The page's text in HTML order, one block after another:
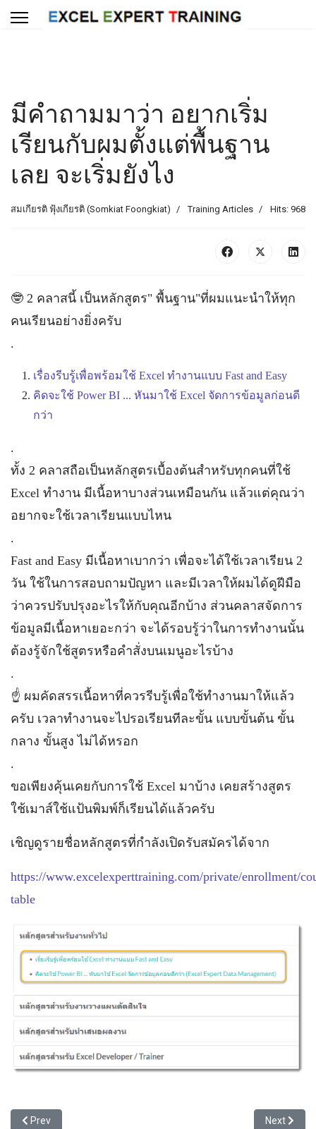
มีคำถามมาว่า อยากเริ่ม
เรียนกับผมตั้งแต่พื้นฐาน
เลย จะเริ่มยังไง
สมเกียรติ ฟุ้งเกียรติ (Somkiat Foongkiat) Training Articles Hits: 968
🤓 2 คลาสนี้ เป็นหลักสูตร" พื้นฐาน"ที่ผมแนะนำให้ทุก
คนเรียนอย่างยิ่งครับ
.
เรื่องรีบรู้เพื่อพร้อมใช้ Excel ทำงานแบบ Fast and Easy
คิดจะใช้ Power BI ... หันมาใช้ Excel จัดการข้อมูลก่อนดี
กว่า
.
ทั้ง 2 คลาสถือเป็นหลักสูตรเบื้องต้นสำหรับทุกคนที่ใช้
Excel ทำงาน มีเนื้อหาบางส่วนเหมือนกัน แล้วแต่คุณว่า
อยากจะใช้เวลาเรียนแบบไหน
.
Fast and Easy มีเนื้อหาเบากว่า เพื่อจะได้ใช้เวลาเรียน 2
วัน ใช้ในการสอบถามปัญหา และมีเวลาให้ผมได้ดูฝีมือ
ว่าควรปรับปรุงอะไรให้กับคุณอีกบ้าง ส่วนคลาสจัดการ
ข้อมูลมีเนื้อหาเยอะกว่า จะได้รอบรู้ว่าในการทำงานนั้น
ต้องรู้จักใช้สูตรหรือคำสั่งบนเมนูอะไรบ้าง
.
☝️ ผมคัดสรรเนื้อหาที่ควรรีบรู้เพื่อใช้ทำงานมาให้แล้ว
ครับ เวลาทำงานจะไปรอเรียนทีละขั้น แบบขั้นต้น ขั้น
กลาง ขั้นสูง ไม่ได้หรอก
.
ขอเพียงคุ้นเคยกับการใช้ Excel มาบ้าง เคยสร้างสูตร
ใช้เมาส์ใช้แป้นพิมพ์ก็เรียนได้แล้วครับ
เชิญดูรายชื่อหลักสูตรที่กำลังเปิดรับสมัครได้จาก
https://www.excelexperttraining.com/private/enrollment/
table
Previous article: เชิญชมคลิปเรียน Excel ออนไลน์ ฟรี ทุกที่ทุกเวลาที่ส
Prev Next
Next